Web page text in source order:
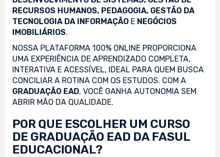
RECURSOS HUMANOS, PEDAGOGIA, GESTÃO DA
TECNOLOGIA DA INFORMAÇÃO E NEGÓCIOS
IMOBILIÁRIOS.
NOSSA PLATAFORMA 100% ONLINE PROPORCIONA
UMA EXPERIÊNCIA DE APRENDIZADO COMPLETA,
INTERATIVA E ACESSÍVEL, IDEAL PARA QUEM BUSCA
CONCILIAR A ROTINA COM OS ESTUDOS. COM A
GRADUAÇÃO EAD, VOCÊ GANHA AUTONOMIA SEM
ABRIR MÃO DA QUALIDADE.
POR QUE ESCOLHER UM CURSO
DE GRADUAÇÃO EAD DA FASUL
EDUCACIONAL?